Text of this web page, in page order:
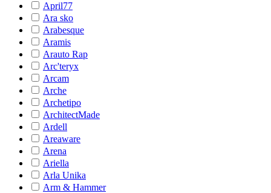
April77
Ara sko
Arabesque
Aramis
Arauto Rap
Arc'teryx
Arcam
Arche
Archetipo
ArchitectMade
Ardell
Areaware
Arena
Ariella
Arla Unika
Arm & Hammer